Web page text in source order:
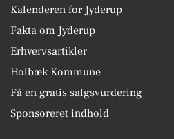
Kalenderen for Jyderup
Fakta om Jyderup
Erhvervsartikler
Holbæk Kommune
Få en gratis salgsvurdering
Sponsoreret indhold